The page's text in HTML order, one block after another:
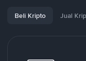
Beli Kripto Jual